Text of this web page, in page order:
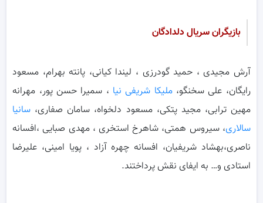
بازیگران سریال دلدادگان
آرش مجیدی ، حمید گودرزی ، لیندا کیانی، پانته بهرام، مسعود
رایگان، علی سخنگو،ملیکا شریفی نیا ، سمیرا حسن پور، مهرانه
مهین ترابی، مجید پتکی، مسعود دلخواه، سامان صفاری، سانیا
سالاری، سیروس همتی، شاهرخ استخری ، مهدی صبایی ،افسانه
ناصری،بهشاد شریفیان، افسانه چهره آزاد ، پویا امینی، علیرضا
استادی و… به ایفای نقش پرداختند.